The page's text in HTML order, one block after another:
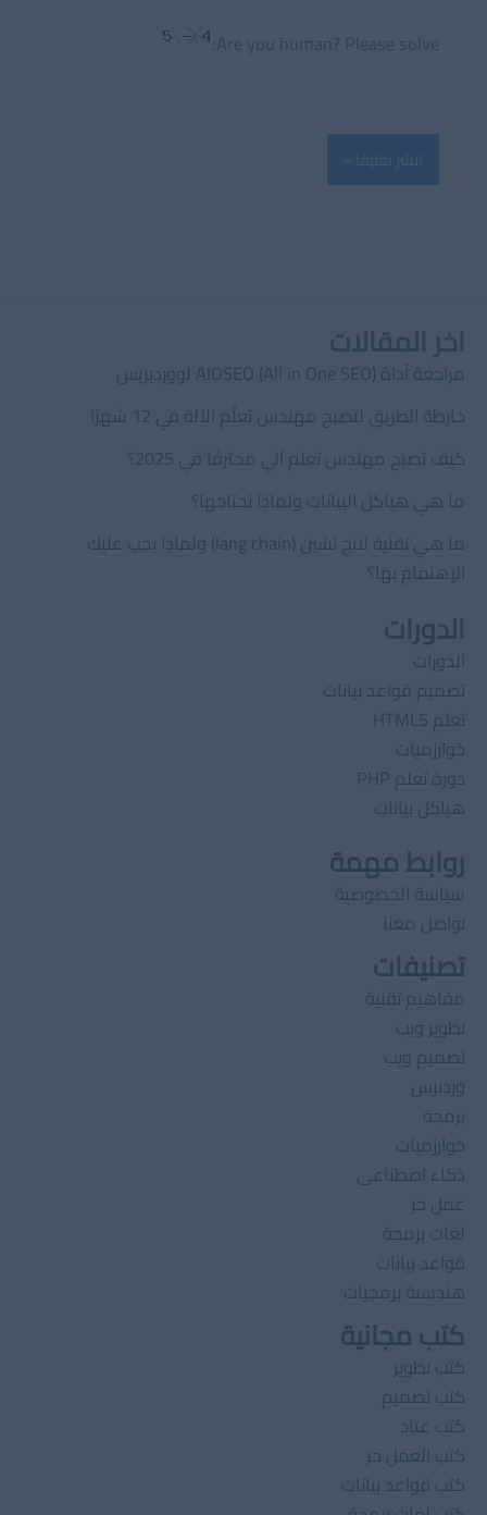
مراجعة أداة AIOSEO (All in One SEO) لووردبريس
خارطة الطريق لتصبح مهندس تعلّم الآلة في 12 شهرًا
كيف تصبح مهندس تعلم آلي محترفًا في 2025؟
ما هي هياكل البيانات ولماذا نحتاجها؟
ما هي تقنية لانج تشين (lang chain) ولماذا يجب عليك
الإهتمام بها؟
الدورات
الدورات
تصميم قواعد بيانات
تعلم HTML5
خوارزميات
دورة تعلم PHP
هياكل بيانات
روابط مهمة
سياسة الخصوصية
تواصل معنا
تصنيفات
مفاهيم تقنية
تطوير ويب
تصميم ويب
وردبرس
برمجة
خوارزميات
ذكاء اصطناعى
عمل حر
لغات برمجة
قواعد بيانات
هندسىة برمجيات
كتب مجانية
كتب تطوير
كتب تصميم
كتب عتاد
كتب العمل حر
كتب قواعد بيانات